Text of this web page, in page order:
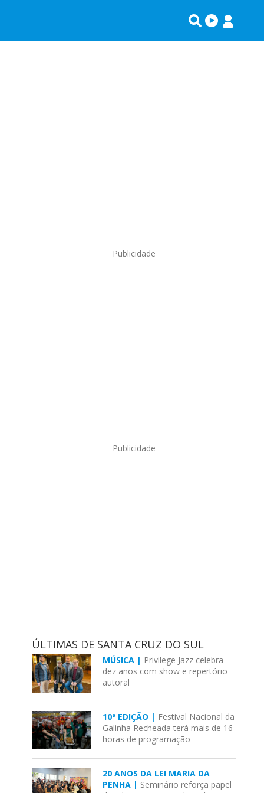
Publicidade
Publicidade
ÚLTIMAS DE SANTA CRUZ DO SUL
MÚSICA | Privilege Jazz celebra
dez anos com show e repertório
autoral
10ª EDIÇÃO | Festival Nacional da
Galinha Recheada terá mais de 16
horas de programação
20 ANOS DA LEI MARIA DA
PENHA | Seminário reforça papel